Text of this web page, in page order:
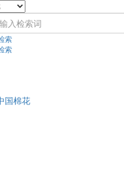
索
索
国棉花